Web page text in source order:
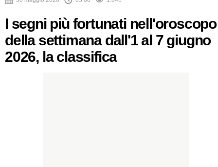
I segni più fortunati nell'oroscopo
della settimana dall'1 al 7 giugno
2026, la classifica